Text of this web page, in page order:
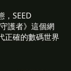
，SEED
護者》這個網
正確的數碼世界